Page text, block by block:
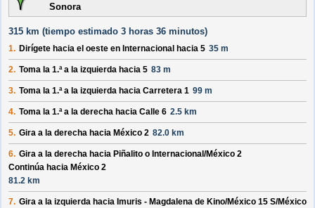
Sonora
315 km (tiempo estimado 3 horas 36 minutos)
1. Dirígete hacia el oeste en Internacional hacia 5 35 m
2. Toma la 1.ª a la izquierda hacia 5 83 m
3. Toma la 1.ª a la izquierda hacia Carretera 1 99 m
4. Toma la 1.ª a la derecha hacia Calle 6 2.5 km
5. Gira a la derecha hacia México 2 82.0 km
6. Gira a la derecha hacia Piñalito o Internacional/México 2
Continúa hacia México 2
81.2 km
7. Gira a la izquierda hacia Imuris - Magdalena de Kino/México 15 S/México